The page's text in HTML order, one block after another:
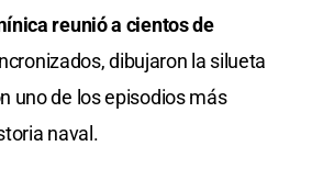
reunió a cientos de
dibujaron la silueta
uno de los episodios más
naval.